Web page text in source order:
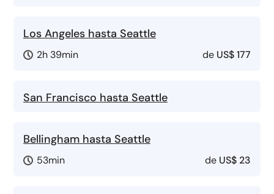
Los Angeles hasta Seattle
2h 39min de US$ 177
San Francisco hasta Seattle
Bellingham hasta Seattle
53min de US$ 23